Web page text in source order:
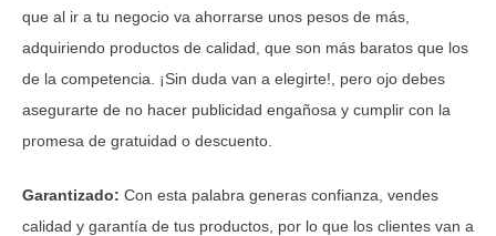
que al ir a tu negocio va ahorrarse unos pesos de más,
adquiriendo productos de calidad, que son más baratos que los
de la competencia. ¡Sin duda van a elegirte!, pero ojo debes
asegurarte de no hacer publicidad engañosa y cumplir con la
promesa de gratuidad o descuento.
Garantizado: Con esta palabra generas confianza, vendes
calidad y garantía de tus productos, por lo que los clientes van a